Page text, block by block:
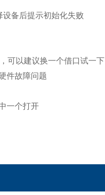
备后提示初始化失败
可以建议换一个借口试一下
件故障问题
一个打开